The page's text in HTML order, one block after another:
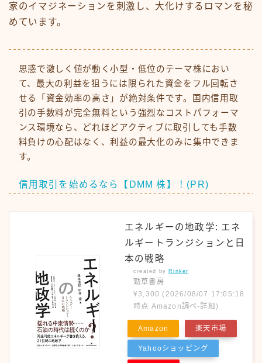
家のイマジネーションを刺激し、大化けするロマンを秘
めています。
思惑で激しく値が動く小型・低位のテーマ株におい
て、最大の利益を狙うには限られた資金をフル回転さ
せる「資金効率の高さ」が絶対条件です。国内信用取
引の手数料が完全無料という強烈なコストパフォーマ
ンス環境なら、どれほどアクティブに取引しても手数
料負けの心配はなく、利益の最大化のみに集中できま
す。
信用取引を始めるなら【DMM 株】！(PR)
エネルギーの地政学: エネ
ルギートランジションと日
本の戦略
created by Rinker
勁草書房
¥3,300 (2026/08/07 17:05:18
時点 Amazon調べ-詳細)
Amazon 楽天市場
Yahooショッピング